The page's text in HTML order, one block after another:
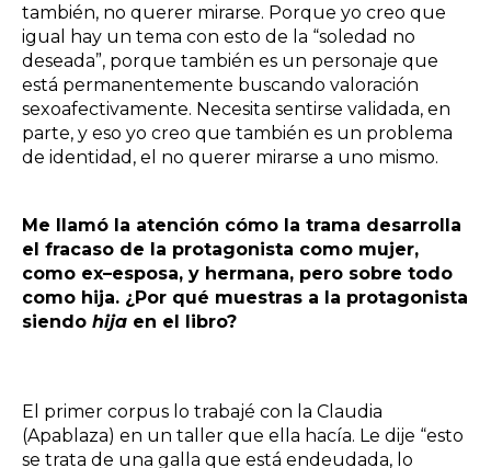
también, no querer mirarse. Porque yo creo que
igual hay un tema con esto de la “soledad no
deseada”, porque también es un personaje que
está permanentemente buscando valoración
sexoafectivamente. Necesita sentirse validada, en
parte, y eso yo creo que también es un problema
de identidad, el no querer mirarse a uno mismo.
Me llamó la atención cómo la trama desarrolla
el fracaso de la protagonista como mujer,
como ex–esposa, y hermana, pero sobre todo
como hija. ¿Por qué muestras a la protagonista
siendo hija en el libro?
El primer corpus lo trabajé con la Claudia
(Apablaza) en un taller que ella hacía. Le dije “esto
se trata de una galla que está endeudada, lo